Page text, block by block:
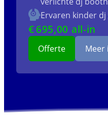
Ervaren kinder
€ 695,00 all-in
Offerte Meer